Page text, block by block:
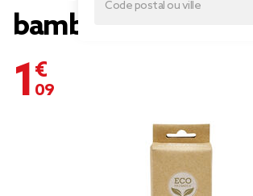
bambou x20
1,09 €